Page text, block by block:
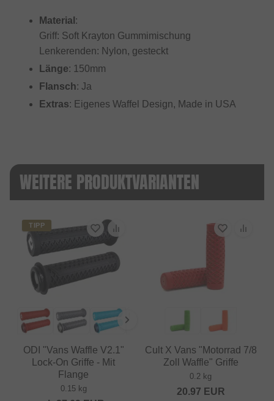
Material :
Griff: Soft Krayton Gummimischung
Lenkerenden: Nylon, gesteckt
Länge: 150mm
Flansch: Ja
Extras: Eigenes Waffel Design, Made in USA
WEITERE PRODUKTVARIANTEN
TIPP
ODI "Vans Waffle V2.1"
Lock-On Griffe - Mit
Flange
0.15 kg
Cult X Vans "Motorrad 7/8
Zoll Waffle" Griffe
0.2 kg
20.97 EUR